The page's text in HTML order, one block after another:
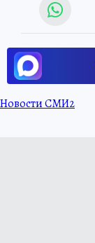
Новости СМИ2